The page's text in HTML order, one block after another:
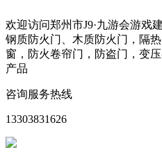
欢迎访问郑州市J9·九游会游戏
钢质防火门、木质防火门，隔
窗，防火卷帘门，防盗门，变
产品
咨询服务热线
13303831626